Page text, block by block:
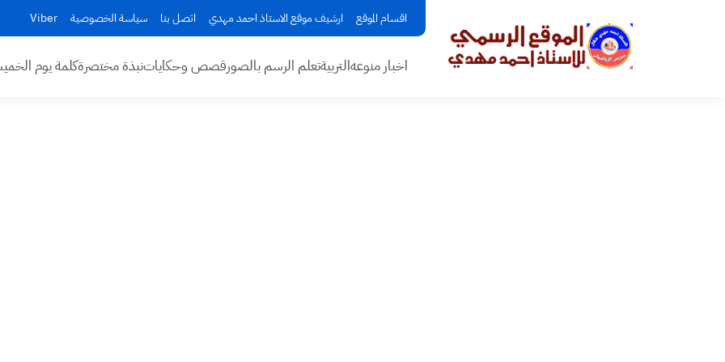
اقسام الموقع ارشيف موقع الاستاذ احمد مهدي اتصل بنا سياسة الخصوصية Viber
اخبار منوعهالتربيةتعلم الرسم بالصورقصص وحكاياتنبذة مختصرةكلمة يوم